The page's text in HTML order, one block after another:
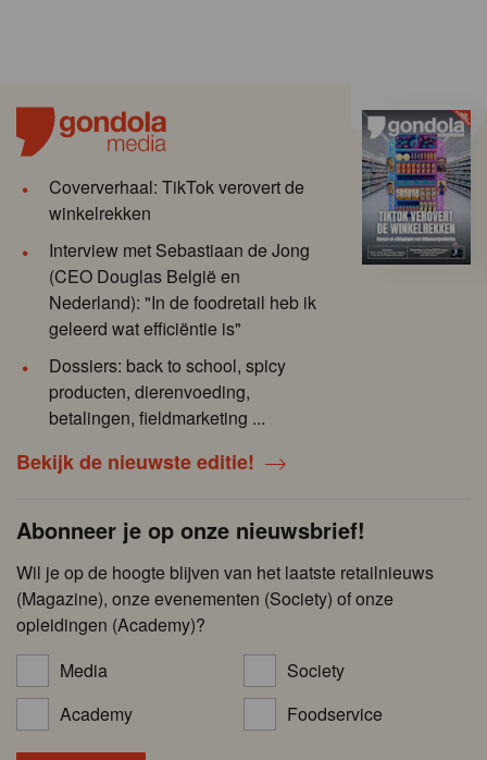
Coververhaal: TikTok verovert de
winkelrekken
Interview met Sebastiaan de Jong
(CEO Douglas België en
Nederland): "In de foodretail heb ik
geleerd wat efficiëntie is"
Dossiers: back to school, spicy
producten, dierenvoeding,
betalingen, fieldmarketing ...
Bekijk de nieuwste editie!
Abonneer je op onze nieuwsbrief!
Wil je op de hoogte blijven van het laatste retailnieuws
(Magazine), onze evenementen (Society) of onze
opleidingen (Academy)?
Media
Society
Academy
Foodservice